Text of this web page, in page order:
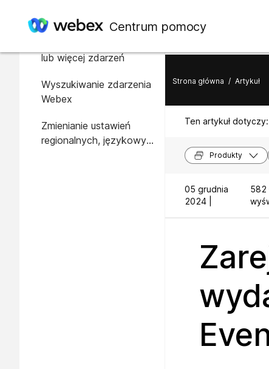
Centrum pomocy
W tym artykule
lub więcej zdarzeń
Wyszukiwanie zdarzenia
Webex
Zmienianie ustawień
regionalnych, językowych
Strona główna / Artykuł
Ten artykuł dotyczy:
Produkty
05 grudnia
2024 |
582